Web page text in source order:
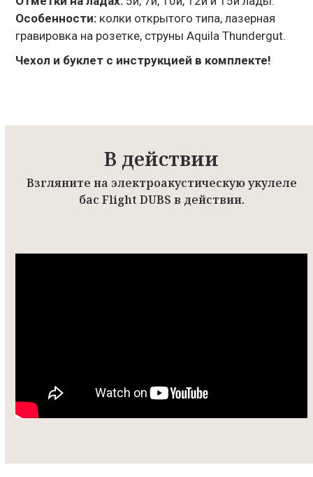
Особенности: колки открытого типа, лазерная
гравировка на розетке, струны Aquila Thundergut.
Чехол и буклет с инструкцией в комплекте!
В действии
Взгляните на электроакустическую укулеле
бас Flight DUBS в действии.